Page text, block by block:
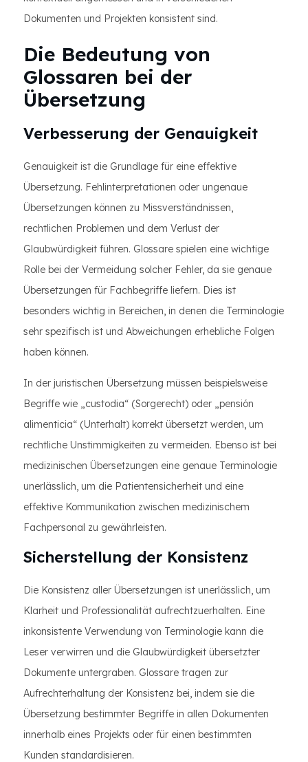
Dokumenten und Projekten konsistent sind.
Die Bedeutung von
Glossaren bei der
Übersetzung
Verbesserung der Genauigkeit
Genauigkeit ist die Grundlage für eine effektive
Übersetzung. Fehlinterpretationen oder ungenaue
Übersetzungen können zu Missverständnissen,
rechtlichen Problemen und dem Verlust der
Glaubwürdigkeit führen. Glossare spielen eine wichtige
Rolle bei der Vermeidung solcher Fehler, da sie genaue
Übersetzungen für Fachbegriffe liefern. Dies ist
besonders wichtig in Bereichen, in denen die Terminologie
sehr spezifisch ist und Abweichungen erhebliche Folgen
haben können.
In der juristischen Übersetzung müssen beispielsweise
Begriffe wie „custodia“ (Sorgerecht) oder „pensión
alimenticia“ (Unterhalt) korrekt übersetzt werden, um
rechtliche Unstimmigkeiten zu vermeiden. Ebenso ist bei
medizinischen Übersetzungen eine genaue Terminologie
unerlässlich, um die Patientensicherheit und eine
effektive Kommunikation zwischen medizinischem
Fachpersonal zu gewährleisten.
Sicherstellung der Konsistenz
Die Konsistenz aller Übersetzungen ist unerlässlich, um
Klarheit und Professionalität aufrechtzuerhalten. Eine
inkonsistente Verwendung von Terminologie kann die
Leser verwirren und die Glaubwürdigkeit übersetzter
Dokumente untergraben. Glossare tragen zur
Aufrechterhaltung der Konsistenz bei, indem sie die
Übersetzung bestimmter Begriffe in allen Dokumenten
innerhalb eines Projekts oder für einen bestimmten
Kunden standardisieren.